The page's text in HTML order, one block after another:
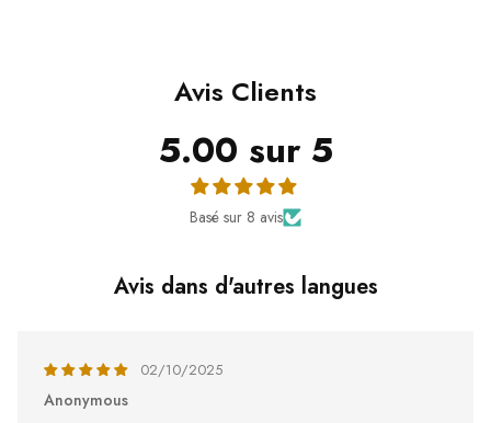
Avis Clients
5.00 sur 5
Basé sur 8 avis
Avis dans d'autres langues
02/10/2025
Anonymous